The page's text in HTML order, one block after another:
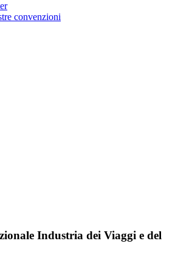
convenzioni
Industria dei Viaggi e del